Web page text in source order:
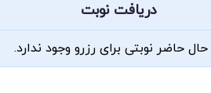
دریافت نوبت
حال حاضر نوبتی برای رزرو وجود ندارد.